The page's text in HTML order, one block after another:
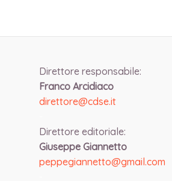
Direttore responsabile:
Franco Arcidiaco
direttore@cdse.it
Direttore editoriale:
Giuseppe Giannetto
peppegiannetto@gmail.com